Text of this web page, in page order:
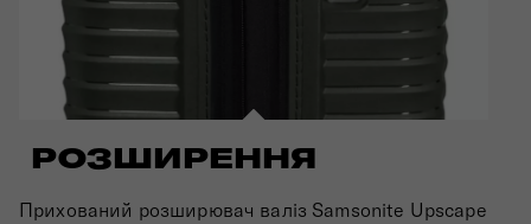
РОЗШИРЕННЯ
Прихований розширювач валіз Samsonite Upscape